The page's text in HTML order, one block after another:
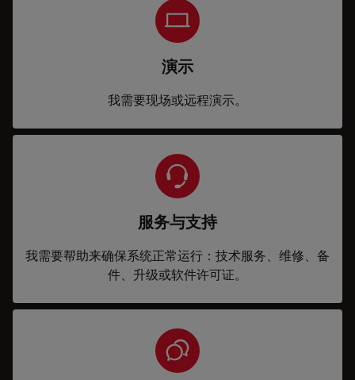
演示
我需要现场或远程演示。
服务与支持
我需要帮助来确保系统正常运行：技术服务、维修、备
件、升级或软件许可证。